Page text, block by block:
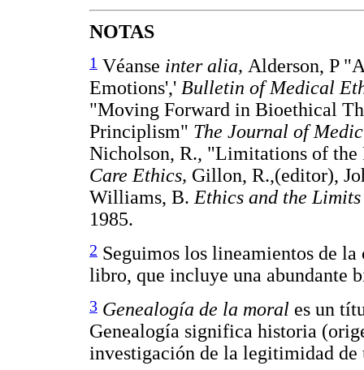
NOTAS
1 Véanse inter alia, Alderson, P
Emotions',' Bulletin of Medical
"Moving Forward in Bioethical
Principlism" The Journal of
Nicholson, R., "Limitations of
Care Ethics, Gillon, R.,(editor),
Williams, B. Ethics and the
1985.
2 Seguimos los lineamientos de
libro, que incluye una abundante
3 Genealogía de la moral es un
Genealogía significa historia
investigación de la legitimidad de